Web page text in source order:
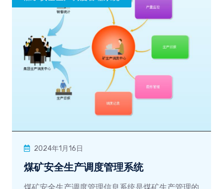
2024年1月16日
煤矿安全生产调度管理系统
煤矿安全生产调度管理信息系统是煤矿生产管理的